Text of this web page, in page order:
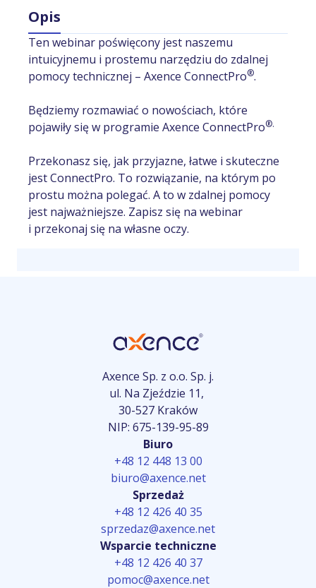
Opis
Ten webinar poświęcony jest naszemu
intuicyjnemu i prostemu narzędziu do zdalnej
pomocy technicznej – Axence ConnectPro®.
Będziemy rozmawiać o nowościach, które
pojawiły się w programie Axence ConnectPro®.
Przekonasz się, jak przyjazne, łatwe i skuteczne
jest ConnectPro. To rozwiązanie, na którym po
prostu można polegać. A to w zdalnej pomocy
jest najważniejsze. Zapisz się na webinar
i przekonaj się na własne oczy.
Axence Sp. z o.o. Sp. j.
ul. Na Zjeździe 11,
30-527 Kraków
NIP: 675-139-95-89
Biuro
+48 12 448 13 00
biuro@axence.net
Sprzedaż
+48 12 426 40 35
sprzedaz@axence.net
Wsparcie techniczne
+48 12 426 40 37
pomoc@axence.net